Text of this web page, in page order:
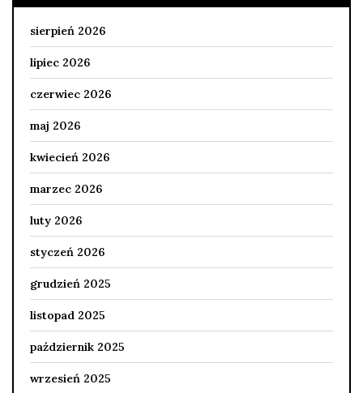
sierpień 2026
lipiec 2026
czerwiec 2026
maj 2026
kwiecień 2026
marzec 2026
luty 2026
styczeń 2026
grudzień 2025
listopad 2025
październik 2025
wrzesień 2025